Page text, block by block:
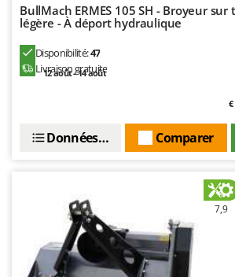
U
Udor
Unger
Volpi
Weber
WIDU
Wiper EcoRobot
BullMach ERMES 105 SH - Broyeur
légère - À déport hydraulique
Disponibilité:47
Livraison gratuite
12 août - 14 août
Comparer
Données techniques
7,9